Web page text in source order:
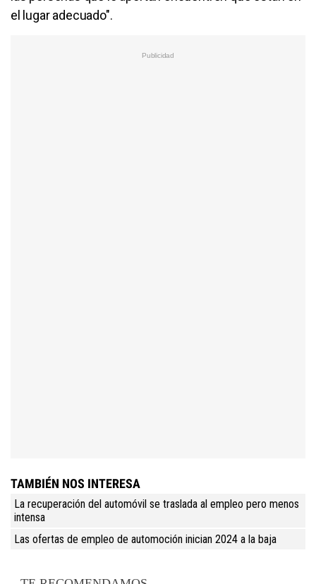
el lugar adecuado".
TAMBIÉN NOS INTERESA
La recuperación del automóvil se traslada al empleo pero menos
intensa
Las ofertas de empleo de automoción inician 2024 a la baja